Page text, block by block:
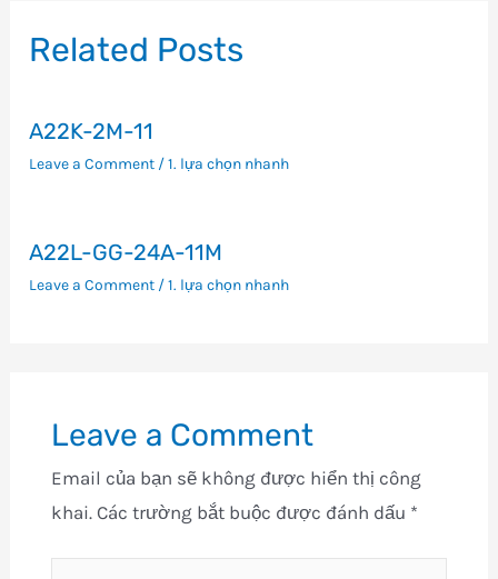
viết
Related Posts
A22K-2M-11
Leave a Comment /1. lựa chọn nhanh
A22L-GG-24A-11M
Leave a Comment /1. lựa chọn nhanh
Leave a Comment
Email của bạn sẽ không được hiển thị công
khai. Các trường bắt buộc được đánh dấu *